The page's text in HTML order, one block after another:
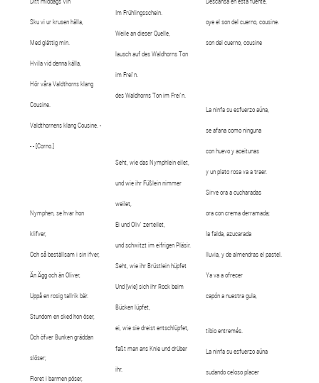
Ditt middags Vin
Sku vi ur krusen hälla,
Med glättig min.
Hvila vid denna källa,
Hör våra Valdthorns klang
Cousine.
Valdthornens klang Cousine. -
- - [Corno.]
Nymphen, se hvar hon
klifver,
Och så beställsam i sin ifver,
Än Ägg och än Oliver,
Uppå en rosig tallrik bär.
Stundom en sked hon öser,
Och öfver Bunken gräddan
slöser;
Floret i barmen pöser,
Im Frühlingsschein.
Weile an dieser Quelle,
lausch auf des Waldhorns Ton
im Frei'n.
des Waldhorns Ton im Frei'n.
Seht, wie das Nymphlein eilet,
und wie ihr Füßlein nimmer
weilet,
Ei und Oliv' zerteilet,
und schwitzt im eifrigen Pläsir.
Seht, wie ihr Brüstlein hüpfet
Und [wie] sich ihr Rock beim
Bücken lüpfet,
ei, wie sie dreist entschlüpfet,
faßt man ans Knie und drüber
ihr.
Descansa en esta fuente,
oye el son del cuerno, cousine.
son del cuerno, cousine
La ninfa su esfuerzo aúna,
se afana como ninguna
con huevo y aceitunas
y un plato rosa va a traer.
Sirve ora a cucharadas
ora con crema derramada;
la falda, azucarada
lluvia, y de almendras el pastel.
Ya va a ofrecer
capón a nuestra gula,
tibio entremés.
La ninfa su esfuerzo aúna
sudando celoso placer